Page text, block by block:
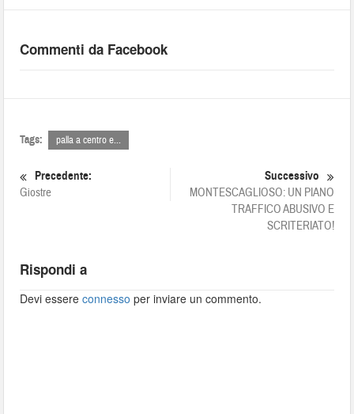
Commenti da Facebook
Tags: palla a centro e...
Precedente:
Giostre
Successivo
MONTESCAGLIOSO: UN PIANO
TRAFFICO ABUSIVO E
SCRITERIATO!
Rispondi a
Devi essereconnesso per inviare un commento.